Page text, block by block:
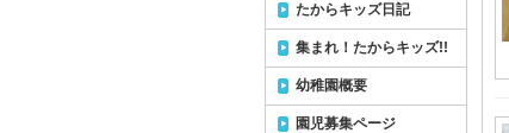
たからキッズ日記
集まれ！たからキッズ!!
幼稚園概要
園児募集ページ